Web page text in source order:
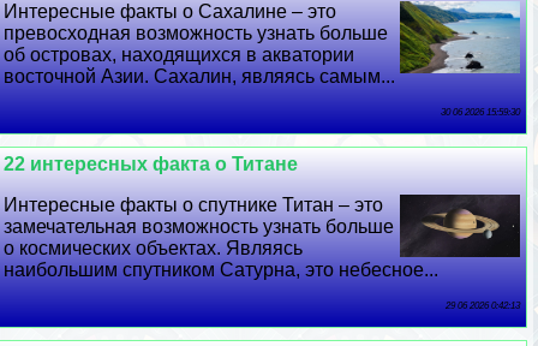
Интересные факты о Сахалине – это
превосходная возможность узнать больше
об островах, находящихся в акватории
восточной Азии. Сахалин, являясь самым...
30 06 2026 15:59:30
22 интересных факта о Титане
Интересные факты о спутнике Титан – это
замечательная возможность узнать больше
о космических объектах. Являясь
наибольшим спутником Сатурна, это небесное...
29 06 2026 0:42:13